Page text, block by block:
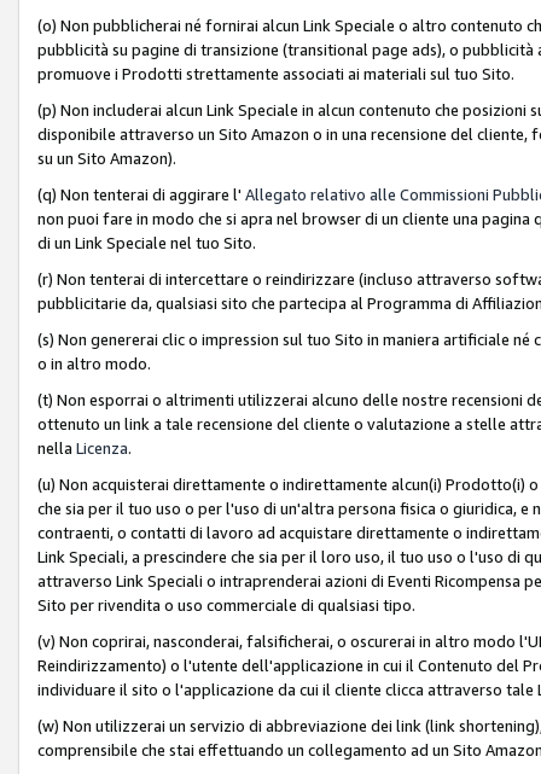
(o) Non pubblicherai né fornirai alcun Link Speciale o altro contenuto
pubblicità su pagine di transizione (transitional page ads), o
promuove i Prodotti strettamente associati ai materiali sul tuo Sito.
(p) Non includerai alcun Link Speciale in alcun contenuto che
disponibile attraverso un Sito Amazon o in una recensione del
su un Sito Amazon).
(q) Non tenterai di aggirare l' Allegato relativo alle Commissioni
non puoi fare in modo che si apra nel browser di un cliente una
di un Link Speciale nel tuo Sito.
(r) Non tenterai di intercettare o reindirizzare (incluso attraverso
pubblicitarie da, qualsiasi sito che partecipa al Programma di
(s) Non genererai clic o impression sul tuo Sito in maniera artificiale
o in altro modo.
(t) Non esporrai o altrimenti utilizzerai alcuno delle nostre recensioni
ottenuto un link a tale recensione del cliente o valutazione a stelle
nella Licenza.
(u) Non acquisterai direttamente o indirettamente alcun(i) Prodotto(i)
che sia per il tuo uso o per l'uso di un'altra persona fisica o giuridica,
contraenti, o contatti di lavoro ad acquistare direttamente o
Link Speciali, a prescindere che sia per il loro uso, il tuo uso o l'uso di
attraverso Link Speciali o intraprenderai azioni di Eventi
Sito per rivendita o uso commerciale di qualsiasi tipo.
(v) Non coprirai, nasconderai, falsificherai, o oscurerai in altro modo
Reindirizzamento) o l'utente dell'applicazione in cui il Contenuto del
individuare il sito o l'applicazione da cui il cliente clicca attraverso tale
(w) Non utilizzerai un servizio di abbreviazione dei link (link
comprensibile che stai effettuando un collegamento ad un Sito